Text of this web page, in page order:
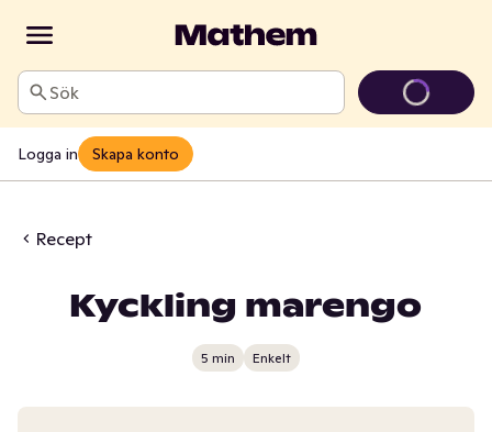
Sök
Logga in Skapa konto
Recept
Kyckling marengo
5 min Enkelt